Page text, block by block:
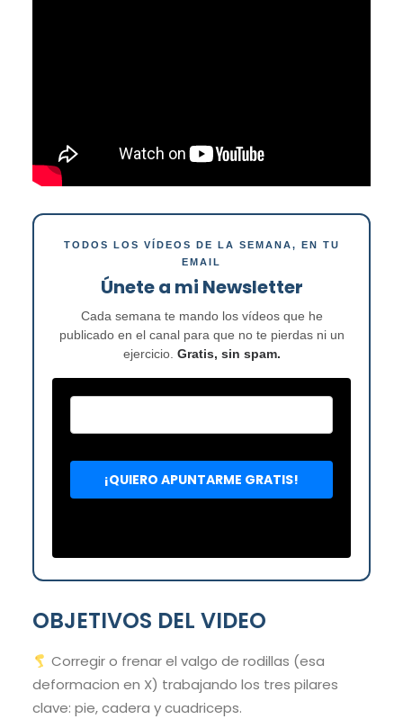
TODOS LOS VÍDEOS DE LA SEMANA, EN TU
EMAIL
Únete a mi Newsletter
Cada semana te mando los vídeos que he
publicado en el canal para que no te pierdas ni un
ejercicio. Gratis, sin spam.
OBJETIVOS DEL VIDEO
Corregir o frenar el valgo de rodillas (esa
deformacion en X) trabajando los tres pilares
clave: pie, cadera y cuadriceps.